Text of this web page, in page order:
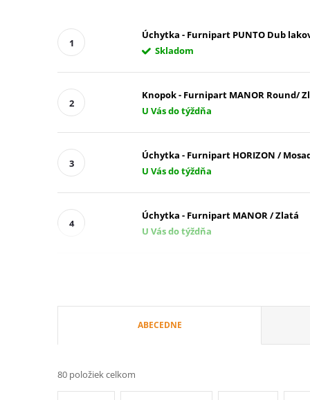
Úchytka - Furnipart PUNTO Dub
Skladom
Knopok - Furnipart MANOR Round/
U Vás do týždňa
Úchytka - Furnipart HORIZON /
U Vás do týždňa
Úchytka - Furnipart MANOR / Zlatá
U Vás do týždňa
a
d
ABECEDNE
80 položiek celkom